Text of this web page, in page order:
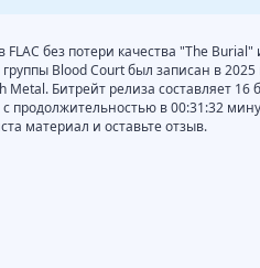
FLAC без потери качества "The
Blood Court был записан в
Metal. Битрейт релиза составляет 16
с продолжительностью в 00:31:32
материал и оставьте отзыв.